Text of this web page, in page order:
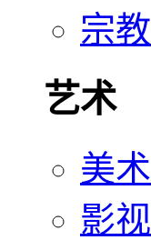
宗教
艺术
美术
影视